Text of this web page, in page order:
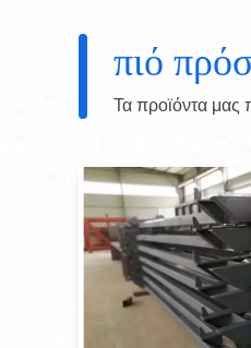
πιό
Τα προϊόντα μας